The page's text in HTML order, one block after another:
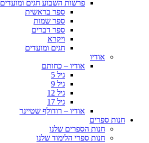
פרשות השבוע חגים ומועדים
ספר בראשית
ספר שמות
ספר דברים
ויקרא
חגים ומועדים
אודיו
אודיו – כחותם
גיל 5
גיל 9
גיל 12
גיל 17
אודיו – רודולף שטיינר
חנות ספרים
חנות הספרים שלנו
חנות ספרי הלימוד שלנו